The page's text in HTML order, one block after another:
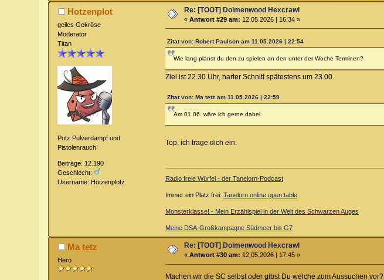
Hotzenplot
geiles Gekröse
Moderator
Titan
Potz Pulverdampf und
Pistolenrauch!
Beiträge: 12.190
Geschlecht:
Username: Hotzenplotz
Re: [TOOT] Dolmenwood Hexcrawl
«Antwort #29 am: 12.05.2026 | 16:34 »
Zitat von: Robert Paulson am 11.05.2026 | 22:54
Wie lang planst du den zu spielen an den unter der Woche Terminen?
Ziel ist 22.30 Uhr, harter Schnitt spätestens um 23.00.
Zitat von: Ma tetz am 11.05.2026 | 22:59
Am 01.06. wäre ich gerne dabei.
Top, ich trage dich ein.
Radio freie Würfel - der Tanelorn-Podcast
Immer ein Platz frei: Tanelorn online open table
Monsterklasse! - Mein Erzählspiel in der Welt des Schwarzen Auges
Meine DSA-Großkampagne Südmeer bis G7
Ma tetz
Hero
Re: [TOOT] Dolmenwood Hexcrawl
«Antwort #30 am: 12.05.2026 | 17:45 »
Machen wir die SC selbst oder gibst Du welche zum Aussuchen vor?